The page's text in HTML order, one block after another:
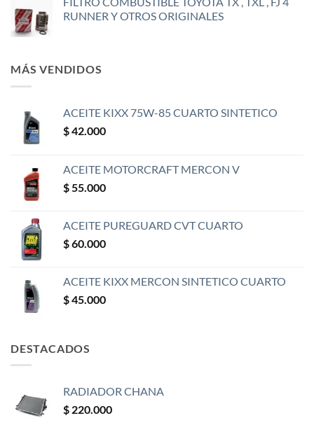
RUNNER Y OTROS ORIGINALES
MÁS VENDIDOS
ACEITE KIXX 75W-85 CUARTO SINTETICO
$42.000
ACEITE MOTORCRAFT MERCON V
$ 55.000
ACEITE PUREGUARD CVT CUARTO
$60.000
ACEITE KIXX MERCON SINTETICO CUARTO
$45.000
DESTACADOS
RADIADOR CHANA
$ 220.000